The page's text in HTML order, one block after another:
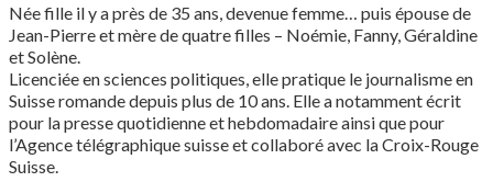
Née fille il y a près de 35 ans, devenue femme… puis épouse de
Jean-Pierre et mère de quatre filles – Noémie, Fanny, Géraldine
et Solène.
Licenciée en sciences politiques, elle pratique le journalisme en
Suisse romande depuis plus de 10 ans. Elle a notamment écrit
pour la presse quotidienne et hebdomadaire ainsi que pour
l’Agence télégraphique suisse et collaboré avec la Croix-Rouge
Suisse.